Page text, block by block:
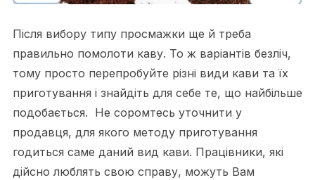
Після вибору типу просмажки ще й треба
правильно помолоти каву. То ж варіантів безліч,
тому просто перепробуйте різні види кави та їх
приготування і знайдіть для себе те, що найбільше
подобається. Не соромтесь уточнити у
продавця, для якого методу приготування
годиться саме даний вид кави. Працівники, які
дійсно люблять свою справу, можуть Вам